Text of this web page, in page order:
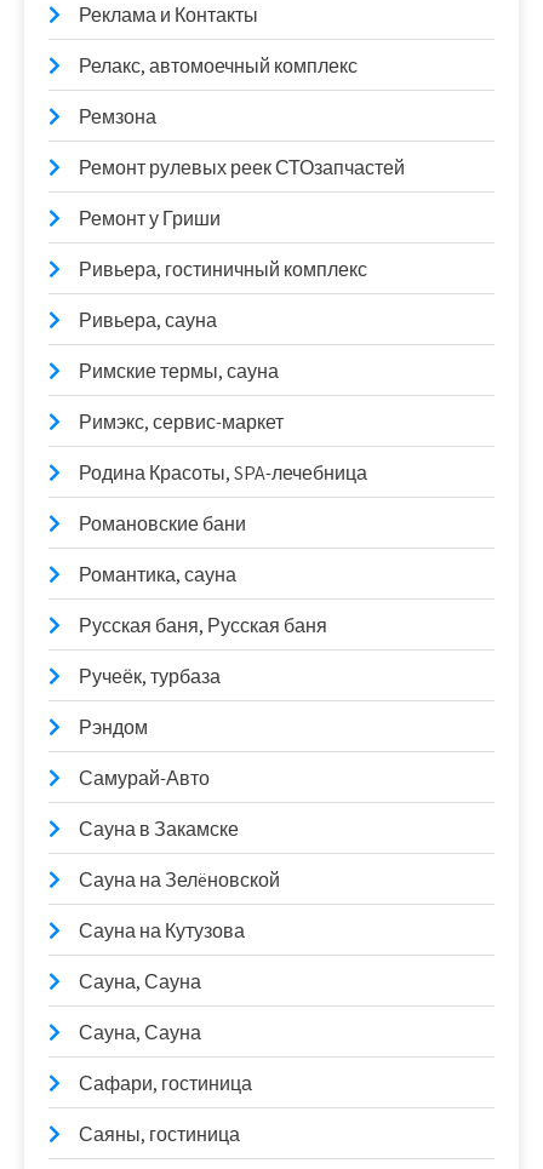
Реклама и Контакты
Релакс, автомоечный комплекс
Ремзона
Ремонт рулевых реек СТОзапчастей
Ремонт у Гриши
Ривьера, гостиничный комплекс
Ривьера, сауна
Римские термы, сауна
Римэкс, сервис-маркет
Родина Красоты, SPA-лечебница
Романовские бани
Романтика, сауна
Русская баня, Русская баня
Ручеёк, турбаза
Рэндом
Самурай-Авто
Сауна в Закамске
Сауна на Зелëновской
Сауна на Кутузова
Сауна, Сауна
Сауна, Сауна
Сафари, гостиница
Саяны, гостиница